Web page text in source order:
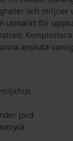
och miljöer
utmärkt för
Komplettera
ansluta
jord